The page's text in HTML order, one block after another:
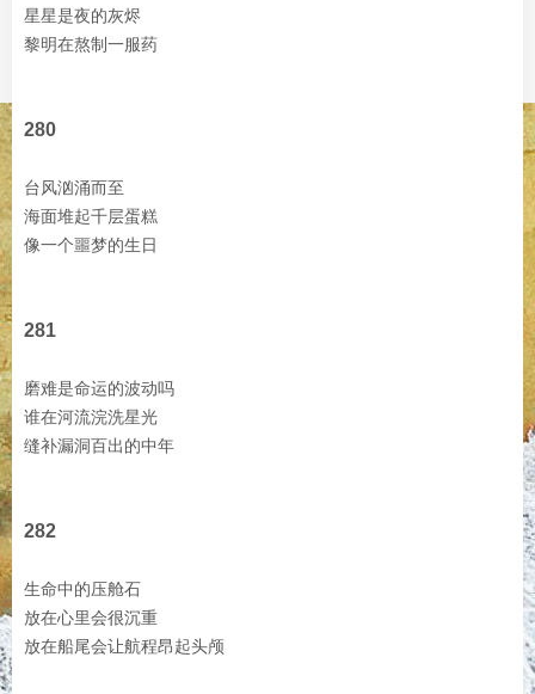
星星是夜的灰烬
黎明在熬制一服药
280
台风汹涌而至
海面堆起千层蛋糕
像一个噩梦的生日
281
磨难是命运的波动吗
谁在河流浣洗星光
缝补漏洞百出的中年
282
生命中的压舱石
放在心里会很沉重
放在船尾会让航程昂起头颅